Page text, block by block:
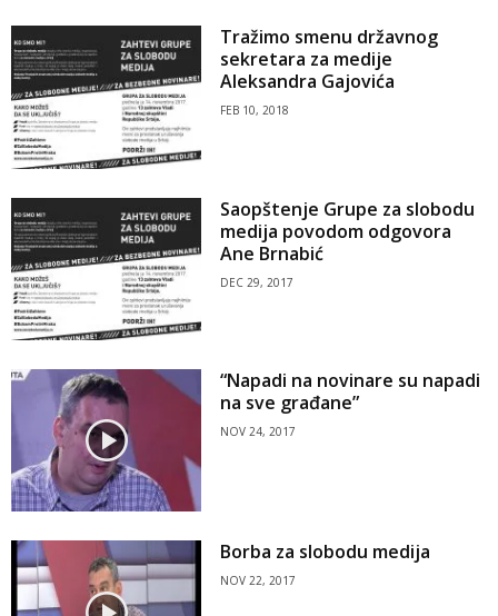
Tražimo smenu državnog
sekretara za medije
Aleksandra Gajovića
FEB 10, 2018
Saopštenje Grupe za slobodu
medija povodom odgovora
Ane Brnabić
DEC 29, 2017
“Napadi na novinare su napadi
na sve građane”
NOV 24, 2017
Borba za slobodu medija
NOV 22, 2017